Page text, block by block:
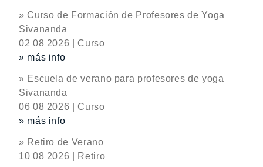
» Curso de Formación de Profesores de Yoga
Sivananda
02 08 2026 | Curso
» más info
» Escuela de verano para profesores de yoga
Sivananda
06 08 2026 | Curso
» más info
» Retiro de Verano
10 08 2026 | Retiro